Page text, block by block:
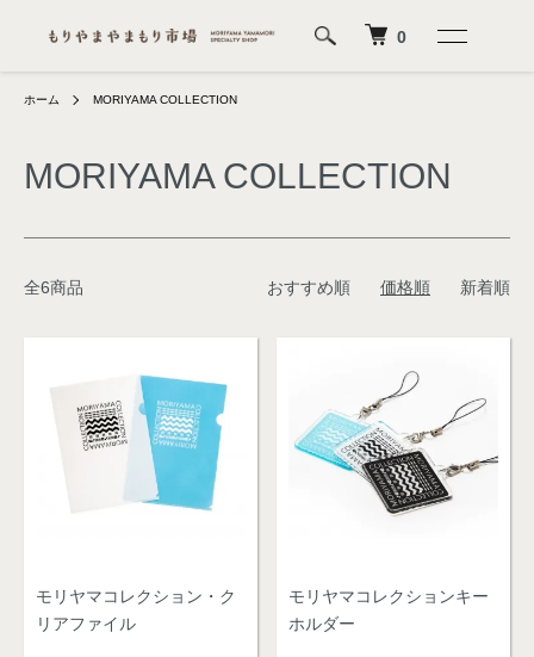
0
ホーム MORIYAMA COLLECTION
MORIYAMA COLLECTION
全6商品 おすすめ順 価格順 新着順
モリヤマコレクション・ク
リアファイル
モリヤマコレクションキー
ホルダー